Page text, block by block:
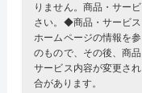
りません。商品・サー
さい。◆商品・サービ
ホームページの情報を
のもので、その後、商
サービス内容が変更さ
合があります。